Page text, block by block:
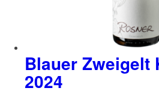
Blauer Zweigelt
2024